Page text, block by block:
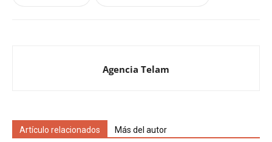
Agencia Telam
Artículo relacionados Más del autor